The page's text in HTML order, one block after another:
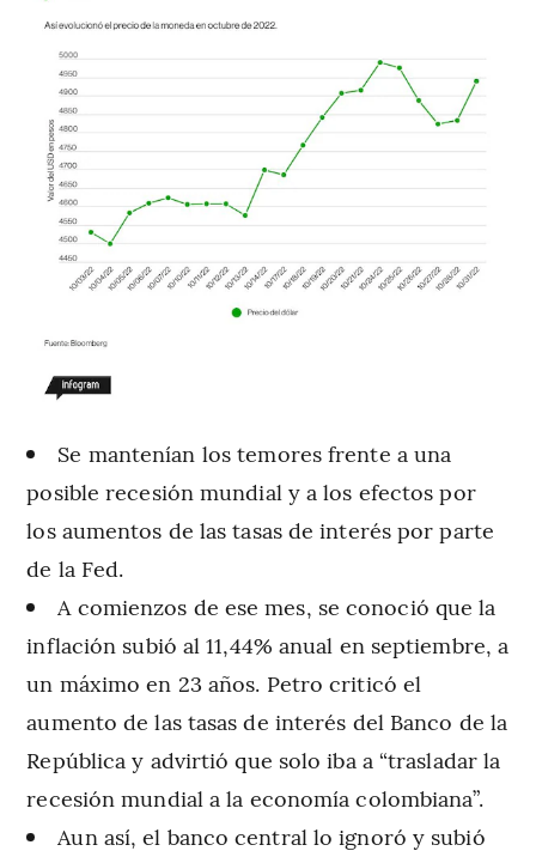
Se mantenían los temores frente a una
posible recesión mundial y a los efectos por
los aumentos de las tasas de interés por parte
de la Fed.
A comienzos de ese mes, se conoció que la
inflación subió al 11,44% anual en septiembre, a
un máximo en 23 años. Petro criticó el
aumento de las tasas de interés del Banco de la
República y advirtió que solo iba a “trasladar la
recesión mundial a la economía colombiana”.
Aun así, el banco central lo ignoró y subió